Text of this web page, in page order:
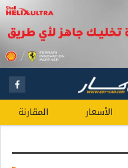
الأسعار المقارنة